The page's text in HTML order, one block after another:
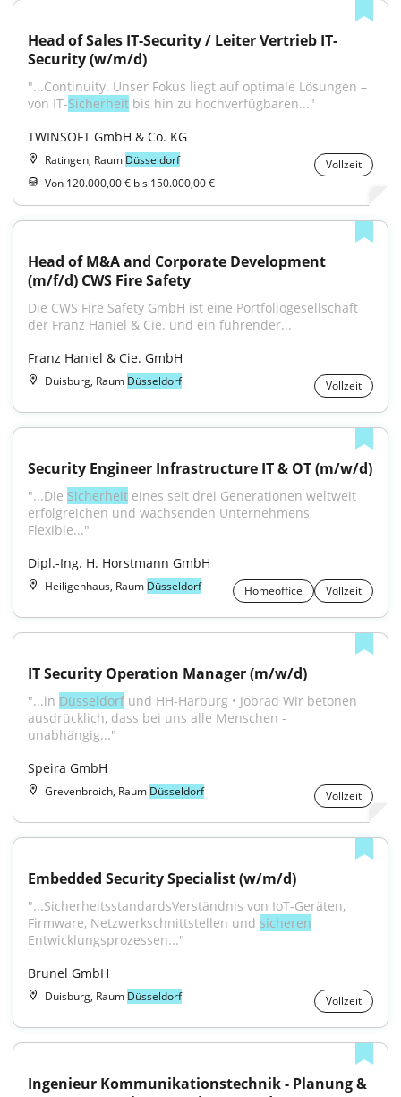
Head of Sales IT-Security / Leiter Vertrieb IT-
Security (w/m/d)
"...Continuity. Unser Fokus liegt auf optimale Lösungen –
von IT-Sicherheit bis hin zu hochverfügbaren..."
TWINSOFT GmbH & Co. KG
Ratingen, Raum Düsseldorf
Vollzeit
Von 120.000,00 € bis 150.000,00 €
Head of M&A and Corporate Development
(m/f/d) CWS Fire Safety
Die CWS Fire Safety GmbH ist eine Portfoliogesellschaft
der Franz Haniel & Cie. und ein führender...
Franz Haniel & Cie. GmbH
Duisburg, Raum Düsseldorf Vollzeit
Security Engineer Infrastructure IT & OT (m/w/d)
"...Die Sicherheit eines seit drei Generationen weltweit
erfolgreichen und wachsenden Unternehmens
Flexible..."
Dipl.-Ing. H. Horstmann GmbH
Heiligenhaus, Raum Düsseldorf Homeoffice Vollzeit
IT Security Operation Manager (m/w/d)
"...in Düsseldorf und HH-Harburg • Jobrad Wir betonen
ausdrücklich, dass bei uns alle Menschen -
unabhängig..."
Speira GmbH
Grevenbroich, Raum Düsseldorf Vollzeit
Embedded Security Specialist (w/m/d)
"...SicherheitsstandardsVerständnis von IoT-Geräten,
Firmware, Netzwerkschnittstellen und sicheren
Entwicklungsprozessen..."
Brunel GmbH
Duisburg, Raum Düsseldorf Vollzeit
Ingenieur Kommunikationstechnik - Planung &